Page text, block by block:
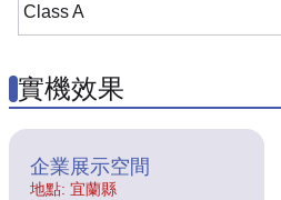
Class A
實機效果
企業展示空間
地點: 宜蘭縣